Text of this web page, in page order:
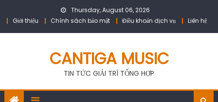
Thursday, August 06, 2026
Giới thiệu
Chính sách bảo mật Điều khoản dịch vụ Liên hệ
CANTIGA MUSIC
TIN TỨC GIẢI TRÍ TỔNG HỢP